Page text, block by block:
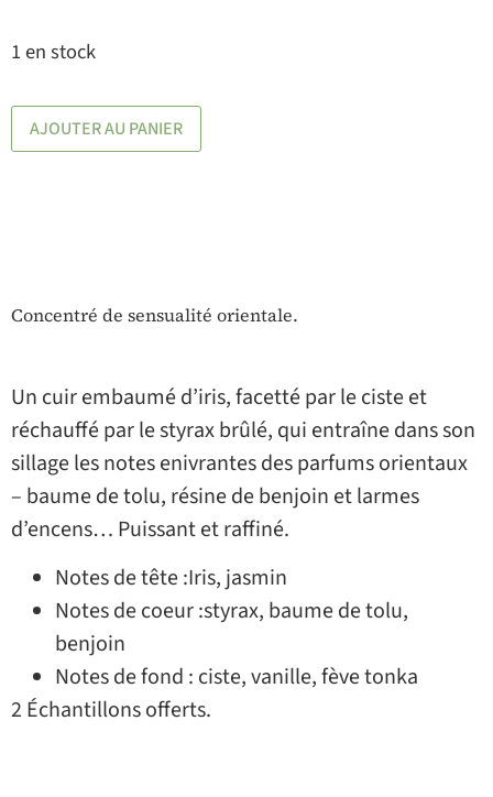
1 en stock
AJOUTER AU PANIER
Concentré de sensualité orientale.
Un cuir embaumé d’iris, facetté par le ciste et
réchauffé par le styrax brûlé, qui entraîne dans son
sillage les notes enivrantes des parfums orientaux
– baume de tolu, résine de benjoin et larmes
d’encens… Puissant et raffiné.
Notes de tête :Iris, jasmin
Notes de coeur :styrax, baume de tolu,
benjoin
Notes de fond : ciste, vanille, fève tonka
2 Échantillons offerts.